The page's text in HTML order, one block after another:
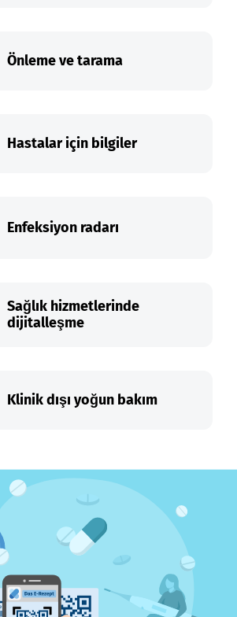
Önleme ve tarama
Hastalar için bilgiler
Enfeksiyon radarı
Sağlık hizmetlerinde
dijitalleşme
Klinik dışı yoğun bakım